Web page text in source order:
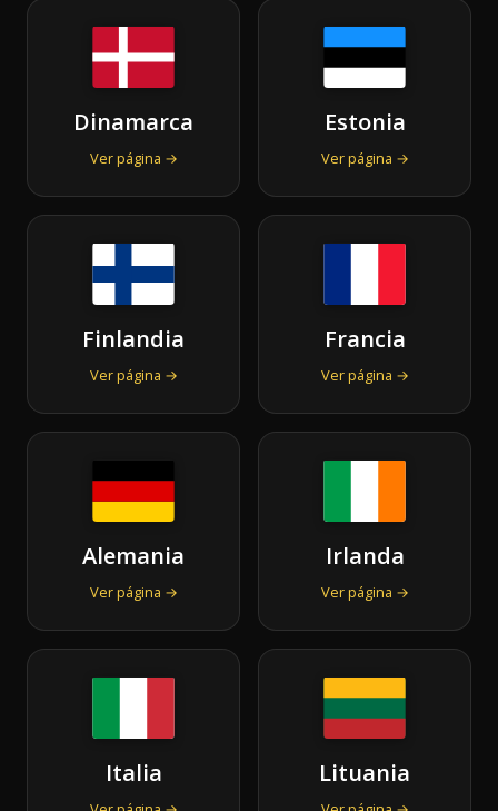
Dinamarca
Ver página →
Estonia
Ver página →
Finlandia
Ver página →
Francia
Ver página →
Alemania
Ver página →
Irlanda
Ver página →
Italia Lituania